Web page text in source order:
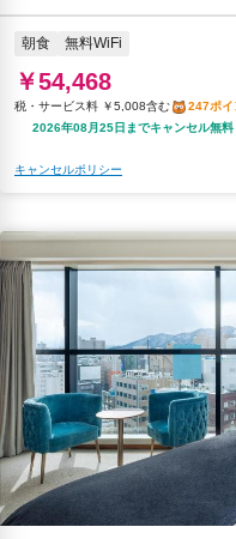
朝食 無料WiFi
￥54,468
税・サービス料 ￥5,008含む
247ポイ
2026年08月25日までキャンセル無料
キャンセルポリシー